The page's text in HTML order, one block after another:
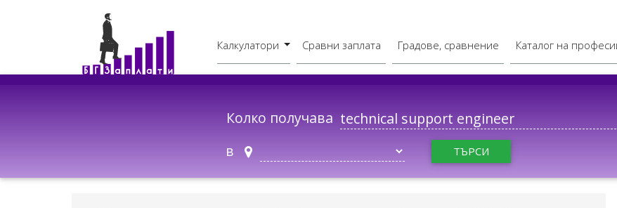
Калкулатори Сравни заплата Градове, сравнение Каталог на
Колко получава
в ТЪРСИ